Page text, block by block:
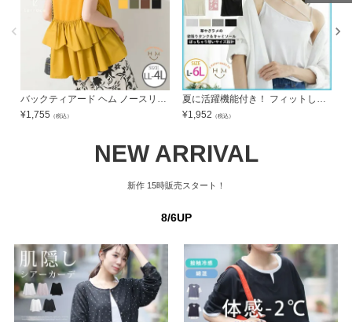
¥1,755 （税込）
¥1,952 （税込）
NEW ARRIVAL
新作 15時販売スタート！
8/6UP
ページトッ
プへ
ページトッ
プへ